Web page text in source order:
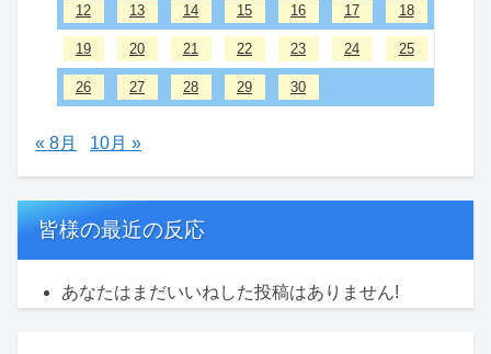
12 13 14 15 16 17 18
19 20 21 22 23 24 25
26 27 28 29 30
« 8月 10月 »
皆様の最近の反応
あなたはまだいいねした投稿はありません!